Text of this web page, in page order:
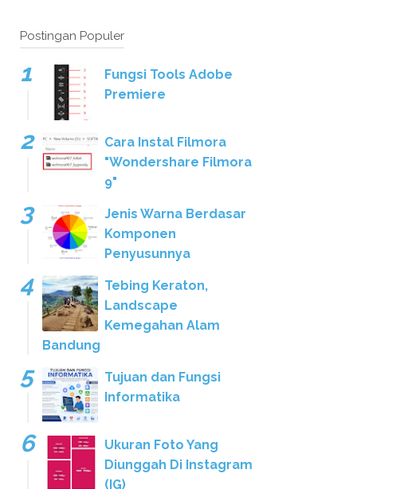
Postingan Populer
Fungsi Tools Adobe
Premiere
Cara Instal Filmora
"Wondershare Filmora
9"
Jenis Warna Berdasar
Komponen
Penyusunnya
Tebing Keraton,
Landscape
Kemegahan Alam
Bandung
Tujuan dan Fungsi
Informatika
Ukuran Foto Yang
Diunggah Di Instagram
(IG)